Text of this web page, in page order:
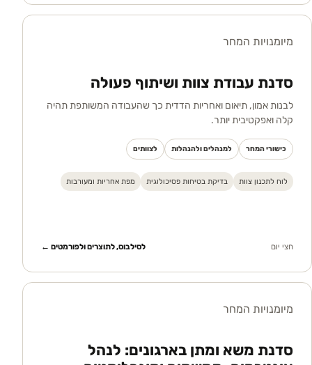
מיומנויות המחר
סדנת עבודת צוות ושיתוף פעולה
לבנות אמון, תיאום ואחריות הדדית כך שהעבודה המשותפת תהיה
קלה ואפקטיבית יותר.
כישורי המחר למנהלים ולהנהלות לצוותים
לוח לתכנון צוות בדיקת בטיחות פסיכולוגית מפת אחריות ומעורבות
חצי יום לסילבוס, לתוצרים ולפורמטים ←
מיומנויות המחר
סדנת משא ומתן בארגונים: לנהל